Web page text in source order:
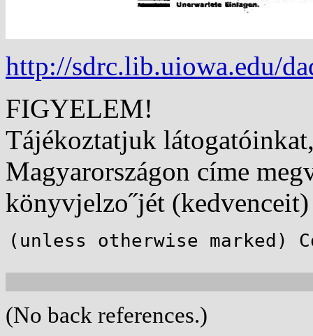
http://sdrc.lib.uiowa.edu/
FIGYELEM!
Tájékoztatjuk
Magyarországon címe
könyvjelzo˝jét
(unless otherwise marked)
(No back references.)